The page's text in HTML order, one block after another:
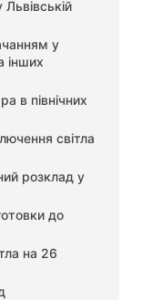
у
інших
в північних
світла
розклад у
до
на 26